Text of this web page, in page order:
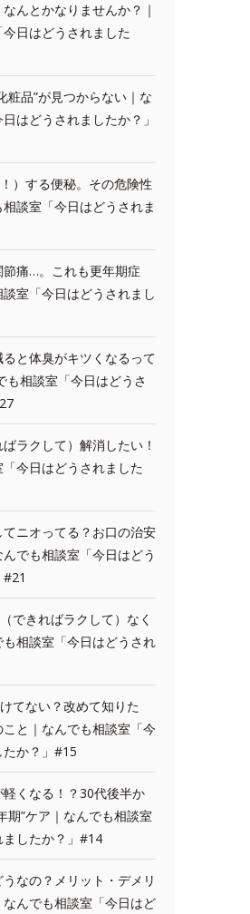
んとかなりませんか？｜
日はどうされました
粧品”が見つからない｜な
はどうされましたか？」
）する便秘。その危険性
談室「今日はどうされま
痛…。これも更年期症
室「今日はどうされまし
と体臭がキツくなるって
も相談室「今日はどうさ
ラクして）解消したい！
「今日はどうされました
ニオってる？お口の治安
でも相談室「今日はどう
できればラクして）なく
も相談室「今日はどうされ
てない？改めて知りた
と｜なんでも相談室「今
たか？」#15
くなる！？30代後半か
期”ケア｜なんでも相談室
ましたか？」#14
なの？メリット・デメリ
んでも相談室「今日はど